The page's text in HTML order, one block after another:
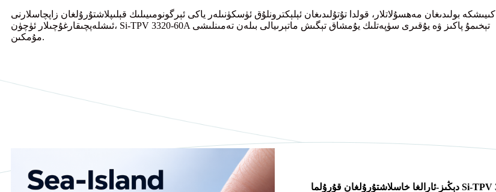
كىيىشكە بولىدىغان مەھسۇلاتلار، قولدا تۇتۇلىدىغان ئېلېكترونلۇق ئۈسكۈنىلەر ياكى ئېرگونومىيىلىك قېلىپلاشتۇرۇلغان زاپچاسلارنى
ئىشلەپچىقارغۇچىلار ئۈچۈن، Si-TPV 3320-60A تېخىمۇ پاكىز ۋە يۇقىرى سۈپەتلىك يۇمشاق تېگىش ماتېرىيالى بىلەن تەمىنلىشى
مۇمكىن.